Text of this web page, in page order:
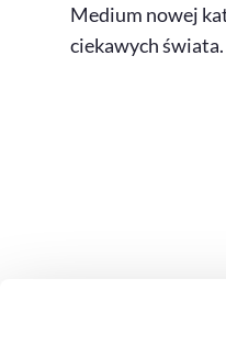
Medium nowej
ciekawych świata.